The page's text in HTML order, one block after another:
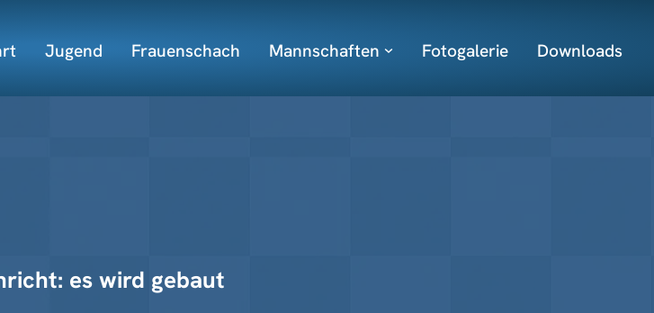
Jugend Frauenschach Mannschaften Fotogalerie Downloads
es wird gebaut